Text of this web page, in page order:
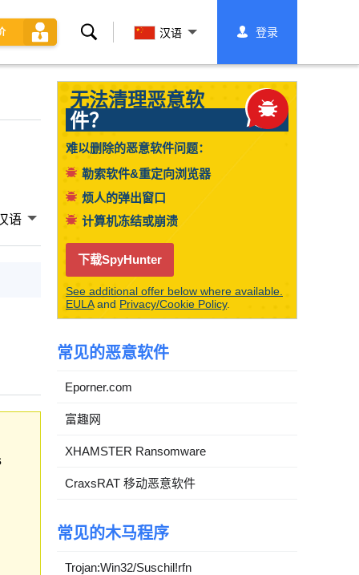
搜
汉语 登录
语
无法清理恶意软
件？
难以删除的恶意软件问题：
勒索软件&重定向浏览器
烦人的弹出窗口
计算机冻结或崩溃
下载SpyHunter
See additional offer below where available.
EULAand Privacy/Cookie Policy.
常见的恶意软件
Eporner.com
富趣网
XHAMSTER Ransomware
CraxsRAT 移动恶意软件
常见的木马程序
Trojan:Win32/Suschil!rfn